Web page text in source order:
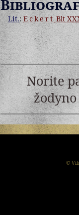
Lit.:EckertBlt
Norite
©